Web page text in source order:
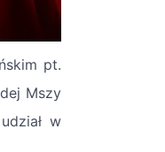
pt.
Mszy
w